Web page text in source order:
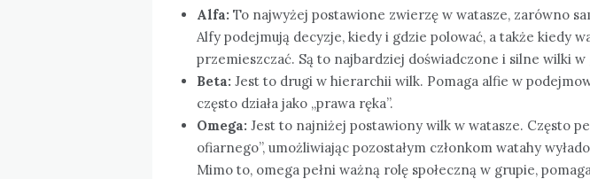
Alfa: To najwyżej postawione zwierzę w watasze, zarówno
Alfy podejmują decyzje, kiedy i gdzie polować, a także kiedy
przemieszczać. Są to najbardziej doświadczone i silne wilki w
Beta: Jest to drugi w hierarchii wilk. Pomaga alfie w
często działa jako „prawa ręka”.
Omega: Jest to najniżej postawiony wilk w watasze. Często
ofiarnego”, umożliwiając pozostałym członkom watahy
Mimo to, omega pełni ważną rolę społeczną w grupie,